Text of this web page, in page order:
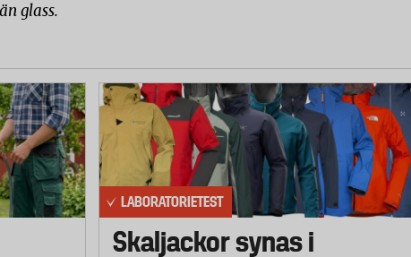
glass.
LABORATORIETEST
Skaljackor synas i